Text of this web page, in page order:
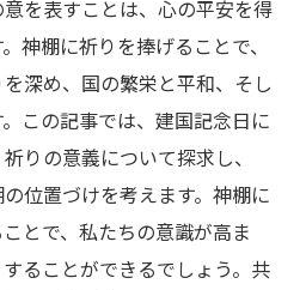
を表すことは、心の平安を得
神棚に祈りを捧げることで、
深め、国の繁栄と平和、そし
この記事では、建国記念日に
りの意義について探求し、
位置づけを考えます。神棚に
とで、私たちの意識が高ま
ることができるでしょう。共